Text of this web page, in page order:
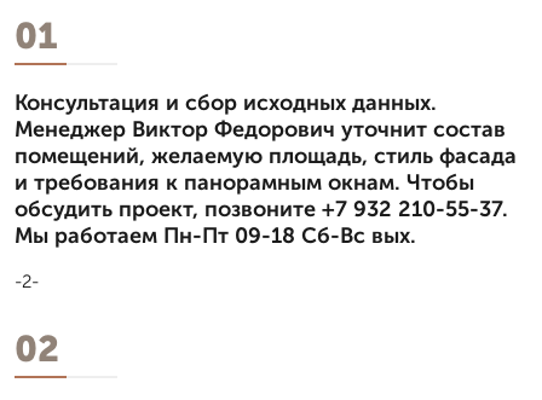
01
Консультация и сбор исходных данных.
Менеджер Виктор Федорович уточнит состав
помещений, желаемую площадь, стиль фасада
и требования к панорамным окнам. Чтобы
обсудить проект, позвоните +7 932 210-55-37.
Мы работаем Пн-Пт 09-18 Сб-Вс вых.
-2-
02